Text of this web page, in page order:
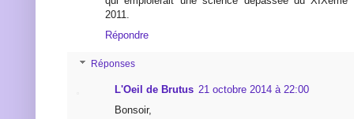
2011.
Répondre
Réponses
L'Oeil de Brutus 21 octobre 2014 à 22:00
Bonsoir,